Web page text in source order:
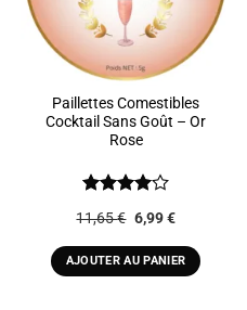
Paillettes Comestibles
Cocktail Sans Goût – Or
Rose
sur 5
11,65€ Le
prix
initial
était :
11,65 €.
6,99€Le
actuel
est :
6,99 €.
AJOUTER AU PANIER